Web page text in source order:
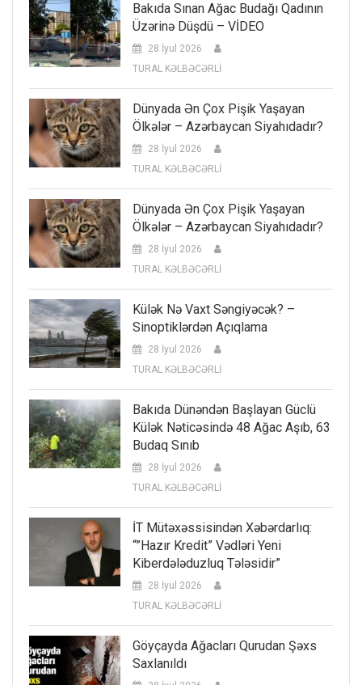
Bakıda Sınan Ağac Budağı Qadının
Üzərinə Düşdü – VİDEO
28 İyul 2026
TURAL KƏLBƏCƏRLİ
Dünyada Ən Çox Pişik Yaşayan
Ölkələr – Azərbaycan Siyahıdadır?
28 İyul 2026
TURAL KƏLBƏCƏRLİ
Dünyada Ən Çox Pişik Yaşayan
Ölkələr – Azərbaycan Siyahıdadır?
28 İyul 2026
TURAL KƏLBƏCƏRLİ
Külək Nə Vaxt Səngiyəcək? –
Sinoptiklərdən Açıqlama
28 İyul 2026
TURAL KƏLBƏCƏRLİ
Bakıda Dünəndən Başlayan Güclü
Külək Nəticəsində 48 Ağac Aşıb, 63
Budaq Sınıb
28 İyul 2026
TURAL KƏLBƏCƏRLİ
İT Mütəxəssisindən Xəbərdarlıq:
“”Hazır Kredit” Vədləri Yeni
Kiberdələduzluq Tələsidir”
28 İyul 2026
TURAL KƏLBƏCƏRLİ
Göyçayda Ağacları Qurudan Şəxs
Saxlanıldı